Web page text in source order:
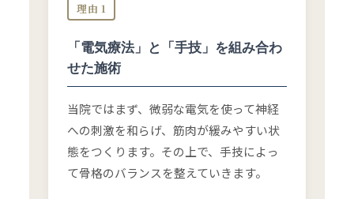
理由 1
「電気療法」と「手技」を組み合わ
せた施術
当院ではまず、微弱な電気を使って神経
への刺激を和らげ、筋肉が緩みやすい状
態をつくります。その上で、手技によっ
て骨格のバランスを整えていきます。